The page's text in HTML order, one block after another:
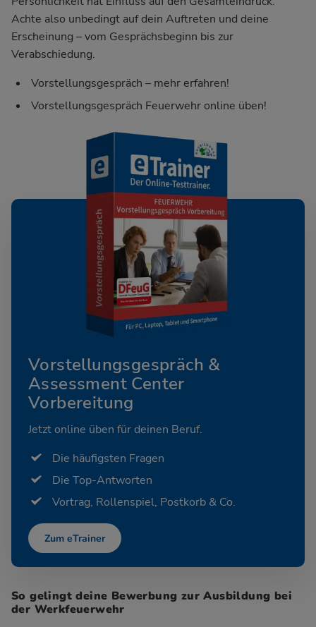
Achte also unbedingt auf dein Auftreten und deine
Erscheinung – vom Gesprächsbeginn bis zur
Verabschiedung.
Vorstellungsgespräch – mehr erfahren!
Vorstellungsgespräch Feuerwehr online üben!
Vorstellungsgespräch &
Assessment Center
Vorbereitung
Jetzt online üben für deinen Beruf.
Die häufigsten Fragen
Die Top-Antworten
Vortrag, Rollenspiel, Postkorb & Co.
Zum eTrainer
So gelingt deine Bewerbung zur Ausbildung bei
der Werkfeuerwehr